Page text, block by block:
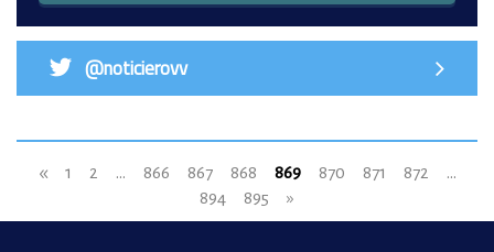
@noticierovv
« 1 2 ... 866 867 868 869 870 871 872
...
894
895 »